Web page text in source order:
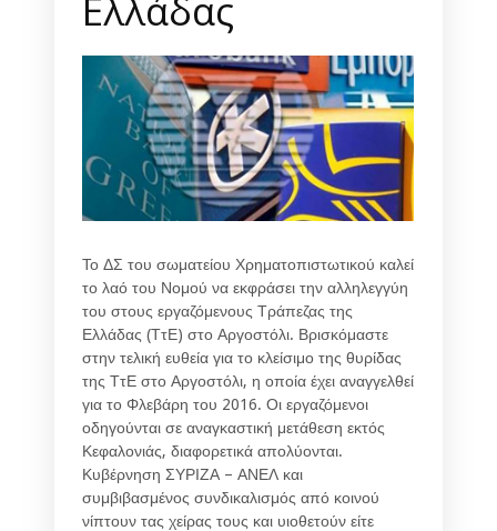
Το ΔΣ του σωματείου Χρηματοπιστωτικού καλεί
το λαό του Νομού να εκφράσει την αλληλεγγύη
του στους εργαζόμενους Τράπεζας της
Ελλάδας (ΤτΕ) στο Αργοστόλι. Βρισκόμαστε
στην τελική ευθεία για το κλείσιμο της θυρίδας
της ΤτΕ στο Αργοστόλι, η οποία έχει αναγγελθεί
για το Φλεβάρη του 2016. Οι εργαζόμενοι
οδηγούνται σε αναγκαστική μετάθεση εκτός
Κεφαλονιάς, διαφορετικά απολύονται.
Κυβέρνηση ΣΥΡΙΖΑ – ΑΝΕΛ και
συμβιβασμένος συνδικαλισμός από κοινού
νίπτουν τας χείρας τους και υιοθετούν είτε